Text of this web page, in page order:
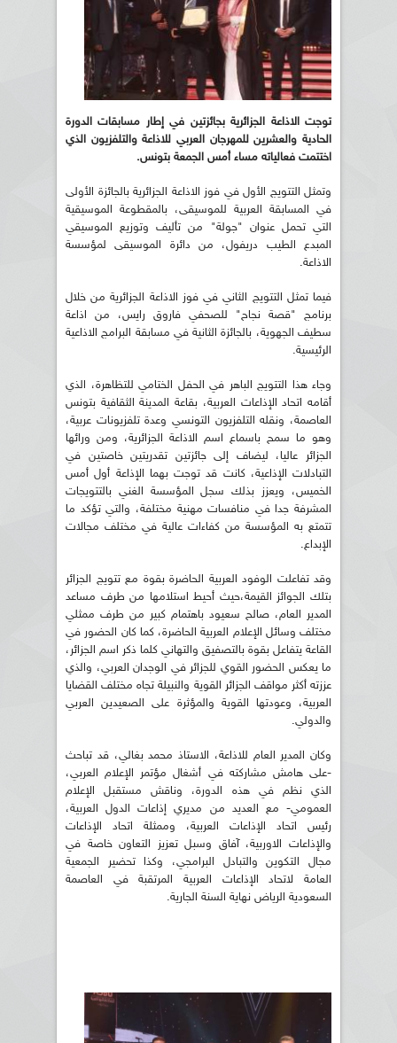
توجت الاذاعة الجزائرية بجائزتين في إطار مسابقات الدورة
الحادية والعشرين للمهرجان العربي للاذاعة والتلفزيون الذي
اختتمت فعالياته مساء أمس الجمعة بتونس.
وتمثل التتويج الأول في فوز الاذاعة الجزائرية بالجائزة الأولى
في المسابقة العربية للموسيقى، بالمقطوعة الموسيقية
التي تحمل عنوان "جولة" من تأليف وتوزيع الموسيقي
المبدع الطيب دريفول، من دائرة الموسيقى لمؤسسة
الاذاعة.
فيما تمثل التتويج الثاني في فوز الاذاعة الجزائرية من خلال
برنامج "قصة نجاح" للصحفي فاروق رايس، من اذاعة
سطيف الجهوية، بالجائزة الثانية في مسابقة البرامج الاذاعية
الرئيسية.
وجاء هذا التتويج الباهر في الحفل الختامي للتظاهرة، الذي
أقامه اتحاد الإذاعات العربية، بقاعة المدينة الثقافية بتونس
العاصمة، ونقله التلفزيون التونسي وعدة تلفزيونات عربية،
وهو ما سمح باسماع اسم الاذاعة الجزائرية، ومن ورائها
الجزائر عاليا، ليضاف إلى جائزتين تقدريتين خاصتين في
التبادلات الإذاعية، كانت قد توجت بهما الإذاعة أول أمس
الخميس، ويعزز بذلك سجل المؤسسة الغني بالتتويجات
المشرفة جدا في منافسات مهنية مختلفة، والتي تؤكد ما
تتمتع به المؤسسة من كفاءات عالية في مختلف مجالات
الإبداع.
وقد تفاعلت الوفود العربية الحاضرة بقوة مع تتويج الجزائر
بتلك الجوائز القيمة،حيث أحيط استلامها من طرف مساعد
المدير العام، صالح سعيود باهتمام كبير من طرف ممثلي
مختلف وسائل الإعلام العربية الحاضرة، كما كان الحضور في
القاعة يتفاعل بقوة بالتصفيق والتهاني كلما ذكر اسم الجزائر،
ما يعكس الحضور القوي للجزائر في الوجدان العربي، والذي
عززته أكثر مواقف الجزائر القوية والنبيلة تجاه مختلف القضايا
العربية، وعودتها القوية والمؤثرة على الصعيدين العربي
والدولي.
وكان المدير العام للاذاعة، الاستاذ محمد بغالي، قد تباحث
-على هامش مشاركته في أشغال مؤتمر الإعلام العربي،
الذي نظم في هذه الدورة، وناقش مستقبل الإعلام
العمومي- مع العديد من مديري إذاعات الدول العربية،
رئيس اتحاد الإذاعات العربية، وممثلة اتحاد الإذاعات
والإذاعات الاوربية، آفاق وسبل تعزيز التعاون خاصة في
مجال التكوين والتبادل البرامجي، وكذا تحضير الجمعية
العامة لاتحاد الإذاعات العربية المرتقبة في العاصمة
السعودية الرياض نهاية السنة الجارية.